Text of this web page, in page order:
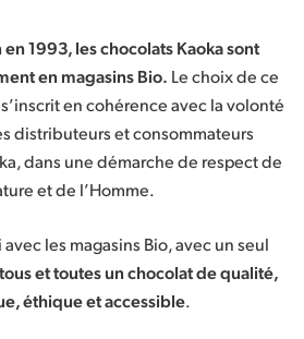
1993, les chocolats Kaoka sont
en magasins Bio. Le choix de ce
en cohérence avec la volonté
distributeurs et consommateurs
dans une démarche de respect de
et de l’Homme.
avec les magasins Bio, avec un seul
et toutes un chocolat de qualité,
éthique et accessible.